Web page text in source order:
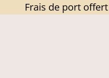
Frais de port